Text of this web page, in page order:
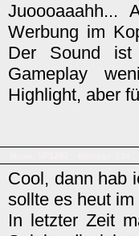
Juoooaaahh...
Werbung im
Der Sound ist
Gameplay
Highlight, aber
Cool, dann hab
sollte es heut
In letzter Zeit